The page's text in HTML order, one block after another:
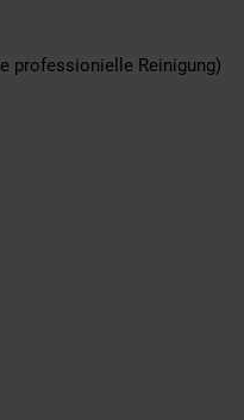
professionielle Reinigung)